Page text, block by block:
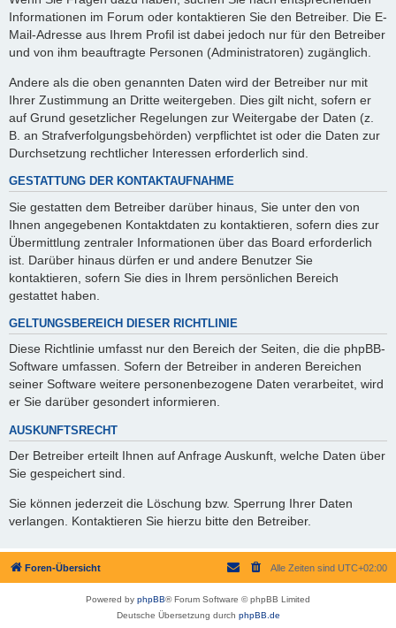
Informationen im Forum oder kontaktieren Sie den Betreiber. Die E-
Mail-Adresse aus Ihrem Profil ist dabei jedoch nur für den Betreiber
und von ihm beauftragte Personen (Administratoren) zugänglich.
Andere als die oben genannten Daten wird der Betreiber nur mit
Ihrer Zustimmung an Dritte weitergeben. Dies gilt nicht, sofern er
auf Grund gesetzlicher Regelungen zur Weitergabe der Daten (z.
B. an Strafverfolgungsbehörden) verpflichtet ist oder die Daten zur
Durchsetzung rechtlicher Interessen erforderlich sind.
GESTATTUNG DER KONTAKTAUFNAHME
Sie gestatten dem Betreiber darüber hinaus, Sie unter den von
Ihnen angegebenen Kontaktdaten zu kontaktieren, sofern dies zur
Übermittlung zentraler Informationen über das Board erforderlich
ist. Darüber hinaus dürfen er und andere Benutzer Sie
kontaktieren, sofern Sie dies in Ihrem persönlichen Bereich
gestattet haben.
GELTUNGSBEREICH DIESER RICHTLINIE
Diese Richtlinie umfasst nur den Bereich der Seiten, die die phpBB-
Software umfassen. Sofern der Betreiber in anderen Bereichen
seiner Software weitere personenbezogene Daten verarbeitet, wird
er Sie darüber gesondert informieren.
AUSKUNFTSRECHT
Der Betreiber erteilt Ihnen auf Anfrage Auskunft, welche Daten über
Sie gespeichert sind.
Sie können jederzeit die Löschung bzw. Sperrung Ihrer Daten
verlangen. Kontaktieren Sie hierzu bitte den Betreiber.
Foren-Übersicht Alle Zeiten sind UTC+02:00
Powered by phpBB® Forum Software © phpBB Limited
Deutsche Übersetzung durch phpBB.de